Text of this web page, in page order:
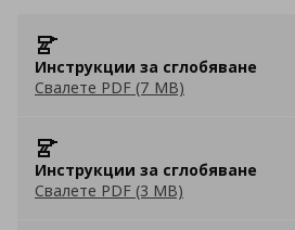
Инструкции за сглобяване
Свалете PDF (7 MB)
Инструкции за сглобяване
Свалете PDF (3 MB)